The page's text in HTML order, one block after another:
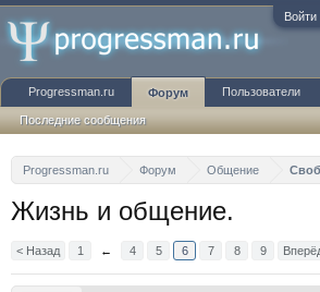
Войти
Progressman.ru Форум Общение
Жизнь и общение.
< Назад 1 ← 4 5 6 7 8 9
Progressman.ru Форум
Последние сообщения
Пользователи